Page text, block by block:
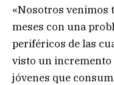
«Nosotros venimos
meses con una
periféricos de las
visto un incremento
jóvenes que